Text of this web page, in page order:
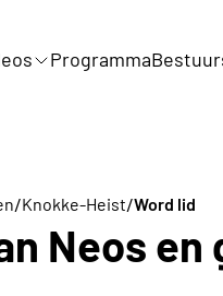
Programma
/Knokke-Heist/Word lid
Neos